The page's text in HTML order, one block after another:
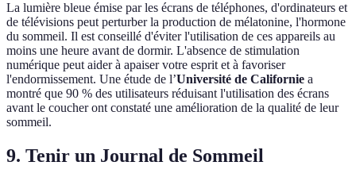
La lumière bleue émise par les écrans de téléphones, d'ordinateurs et
de télévisions peut perturber la production de mélatonine, l'hormone
du sommeil. Il est conseillé d'éviter l'utilisation de ces appareils au
moins une heure avant de dormir. L'absence de stimulation
numérique peut aider à apaiser votre esprit et à favoriser
l'endormissement. Une étude de l’Université de Californie a
montré que 90 % des utilisateurs réduisant l'utilisation des écrans
avant le coucher ont constaté une amélioration de la qualité de leur
sommeil.
9. Tenir un Journal de Sommeil